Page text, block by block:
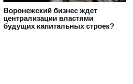
Воронежский бизнес ждет
централизации властями
будущих капитальных строек?